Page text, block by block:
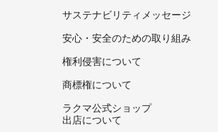
サステナビリティメッセージ
安心・安全のための取り組み
権利侵害について
商標権について
ラクマ公式ショップ
出店について